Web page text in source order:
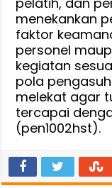
menekankan
faktor
personel
kegiatan
pola
melekat agar
tercapai
(pen1002hst).